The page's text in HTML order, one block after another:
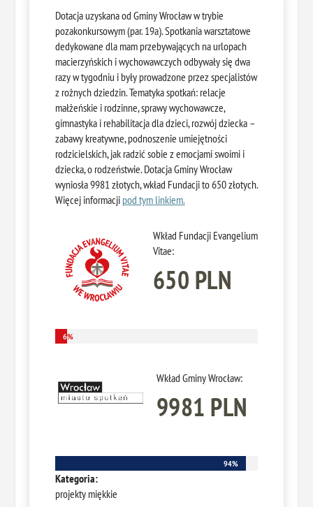
Dotacja uzyskana od Gminy Wrocław w trybie
pozakonkursowym (par. 19a). Spotkania warsztatowe
dedykowane dla mam przebywających na urlopach
macierzyńskich i wychowawczych odbywały się dwa
razy w tygodniu i były prowadzone przez specjalistów
z rożnych dziedzin. Tematyka spotkań: relacje
małżeńskie i rodzinne, sprawy wychowawcze,
gimnastyka i rehabilitacja dla dzieci, rozwój dziecka –
zabawy kreatywne, podnoszenie umiejętności
rodzicielskich, jak radzić sobie z emocjami swoimi i
dziecka, o rodzeństwie. Dotacja Gminy Wrocław
wyniosła 9981 złotych, wkład Fundacji to 650 złotych.
Więcej informacji pod tym linkiem.
Wkład Fundacji Evangelium
Vitae:
650 PLN
6%
6%
Wkład Gminy Wrocław:
9981 PLN
94%
94%
Kategoria:
projekty miękkie